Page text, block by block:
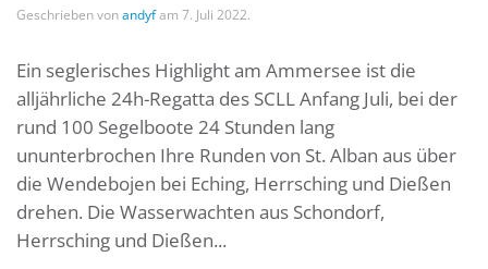
Geschrieben vonandyfam 7. Juli 2022.
Ein seglerisches Highlight am Ammersee ist die
alljährliche 24h-Regatta des SCLL Anfang Juli, bei der
rund 100 Segelboote 24 Stunden lang
ununterbrochen Ihre Runden von St. Alban aus über
die Wendebojen bei Eching, Herrsching und Dießen
drehen. Die Wasserwachten aus Schondorf,
Herrsching und Dießen...